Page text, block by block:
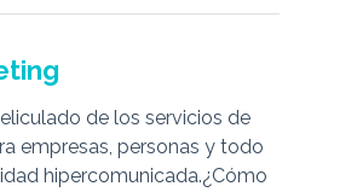
de los servicios de
empresas, personas y todo
hipercomunicada.¿Cómo